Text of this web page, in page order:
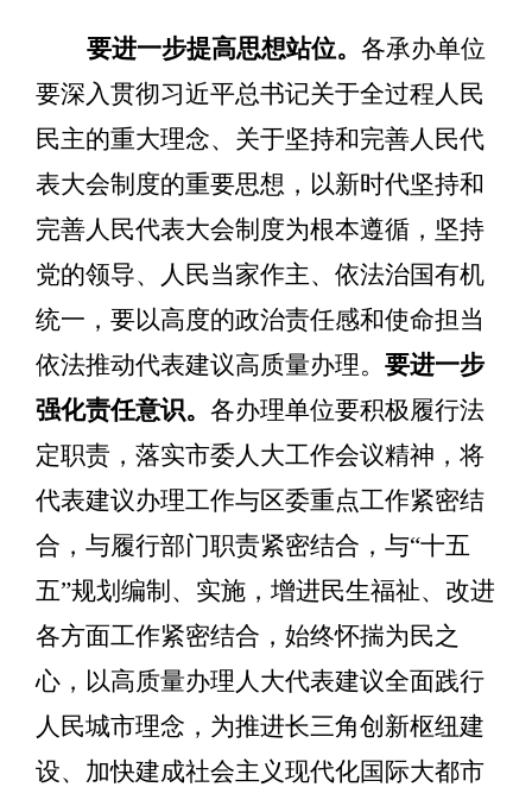
要进一步提高思想站位。各承办单位
要深入贯彻习近平总书记关于全过程人民
民主的重大理念、关于坚持和完善人民代
表大会制度的重要思想，以新时代坚持和
完善人民代表大会制度为根本遵循，坚持
党的领导、人民当家作主、依法治国有机
统一，要以高度的政治责任感和使命担当
依法推动代表建议高质量办理。要进一步
强化责任意识。各办理单位要积极履行法
定职责，落实市委人大工作会议精神，将
代表建议办理工作与区委重点工作紧密结
合，与履行部门职责紧密结合，与“十五
五”规划编制、 实施，增进民生福祉、改进
各方面工作紧密结合，始终怀揣为民之
心，以高质量办理人大代表建议全面践行
人民城市理念，为推进长三角创新枢纽建
设、加快建成社会主义现代化国际大都市